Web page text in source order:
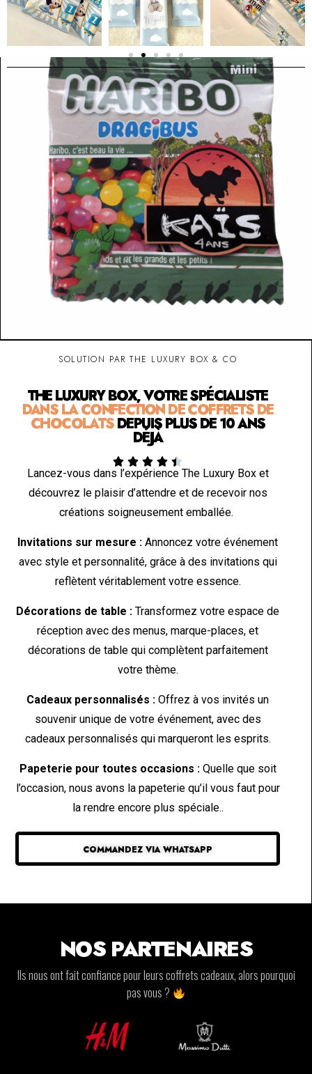
SOLUTION PAR THE LUXURY BOX & CO
THE LUXURY BOX, VOTRE SPÉCIALISTE
DANS LA CONFECTION DE COFFRETS DE
CHOCOLATSDEPUIS PLUS DE 10 ANS
DÉJÀ
    
Lancez-vous dans l’expérience The Luxury Box et
découvrez le plaisir d’attendre et de recevoir nos
créations soigneusement emballée.
Invitations sur mesure : Annoncez votre événement
avec style et personnalité, grâce à des invitations qui
reflètent véritablement votre essence.
Décorations de table : Transformez votre espace de
réception avec des menus, marque-places, et
décorations de table qui complètent parfaitement
votre thème.
Cadeaux personnalisés : Offrez à vos invités un
souvenir unique de votre événement, avec des
cadeaux personnalisés qui marqueront les esprits.
Papeterie pour toutes occasions :Quelle que soit
l’occasion, nous avons la papeterie qu’il vous faut pour
la rendre encore plus spéciale..
COMMANDEZ VIA WHATSAPP
NOS PARTENAIRES
Ils nous ont fait confiance pour leurs coffrets cadeaux, alors pourquoi
pas vous ?